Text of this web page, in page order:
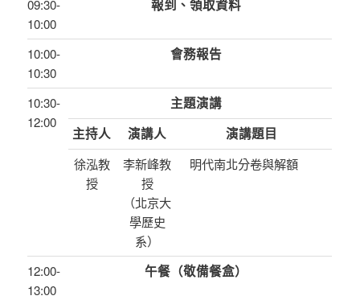
09:30-
10:00
報到、領取資料
10:00-
10:30
會務報告
10:30-
12:00
主題演講
主持人
演講人 演講題目
徐泓教
授
李新峰教
授
（北京大
學歷史
系）
明代南北分卷與解額
12:00-
13:00
午餐（敬備餐盒）